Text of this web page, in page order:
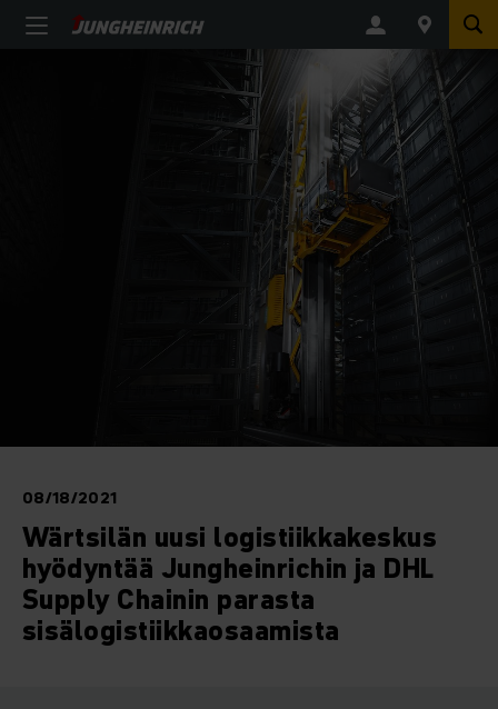
08/18/2021
Wärtsilän uusi logistiikkakeskus
hyödyntää Jungheinrichin ja DHL
Supply Chainin parasta
sisälogistiikkaosaamista